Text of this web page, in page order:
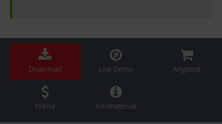
Download Live Demo Angebot
Preise Infomaterial